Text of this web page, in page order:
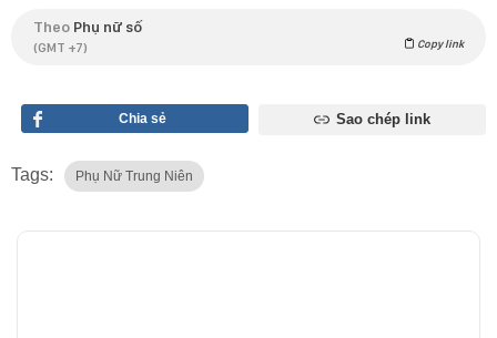
Theo Phụ nữ số
(GMT +7) Copy link
Chia sẻ Sao chép link
Tags: Phụ Nữ Trung Niên